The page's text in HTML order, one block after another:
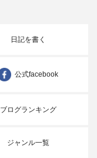
日記を書く
公式facebook
ブログランキング
ジャンル一覧